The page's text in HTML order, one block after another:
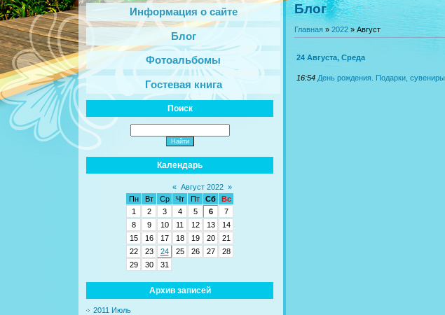
Информация о сайте
Блог
Фотоальбомы
Гостевая книга
Поиск
Календарь
« Август 2022 »
Пн
Вт Ср Чт Пт Сб
Вс
1
2 3 4 5 6
7
8
9 10 11 12 13
14
15
16 17 18 19 20
21
22
23 24 25 26 27
28
29
30 31
Архив записей
2011 Июль
Блог
Главная » 2022 » Август
24 Августа, Среда
16:54 День рождения. Подарки, сувениры